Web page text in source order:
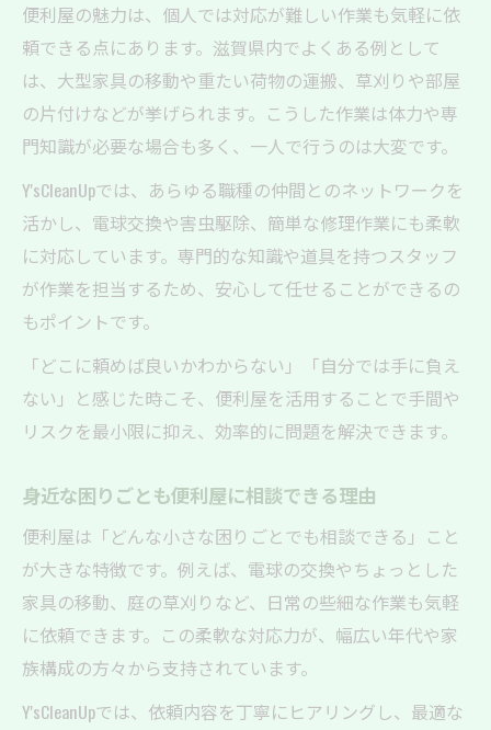
便利屋の魅力は、個人では対応が難しい作業も気軽に依
頼できる点にあります。滋賀県内でよくある例として
は、大型家具の移動や重たい荷物の運搬、草刈りや部屋
の片付けなどが挙げられます。こうした作業は体力や専
門知識が必要な場合も多く、一人で行うのは大変です。
Y'sCleanUpでは、あらゆる職種の仲間とのネットワークを
活かし、電球交換や害虫駆除、簡単な修理作業にも柔軟
に対応しています。専門的な知識や道具を持つスタッフ
が作業を担当するため、安心して任せることができるの
もポイントです。
「どこに頼めば良いかわからない」「自分では手に負え
ない」と感じた時こそ、便利屋を活用することで手間や
リスクを最小限に抑え、効率的に問題を解決できます。
身近な困りごとも便利屋に相談できる理由
便利屋は「どんな小さな困りごとでも相談できる」こと
が大きな特徴です。例えば、電球の交換やちょっとした
家具の移動、庭の草刈りなど、日常の些細な作業も気軽
に依頼できます。この柔軟な対応力が、幅広い年代や家
族構成の方々から支持されています。
Y'sCleanUpでは、依頼内容を丁寧にヒアリングし、最適な